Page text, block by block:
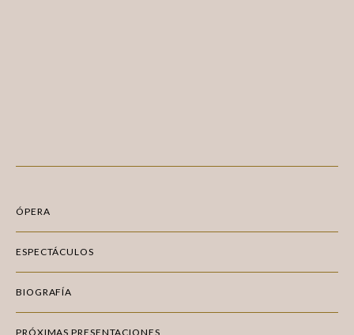
ÓPERA
ESPECTÁCULOS
BIOGRAFÍA
PRÓXIMAS PRESENTACIONES